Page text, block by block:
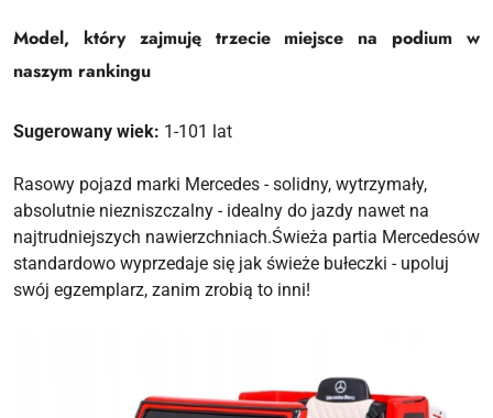
Model, który zajmuję trzecie miejsce na podium w
naszym rankingu
Sugerowany wiek: 1-101 lat
Rasowy pojazd marki Mercedes - solidny, wytrzymały,
absolutnie niezniszczalny - idealny do jazdy nawet na
najtrudniejszych nawierzchniach.Świeża partia Mercedesów
standardowo wyprzedaje się jak świeże bułeczki - upoluj
swój egzemplarz, zanim zrobią to inni!